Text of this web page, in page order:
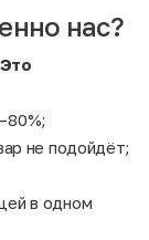
нас?
Это
не подойдёт;
в одном